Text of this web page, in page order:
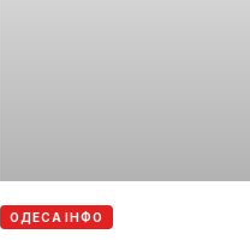
ОДЕСА ІНФО